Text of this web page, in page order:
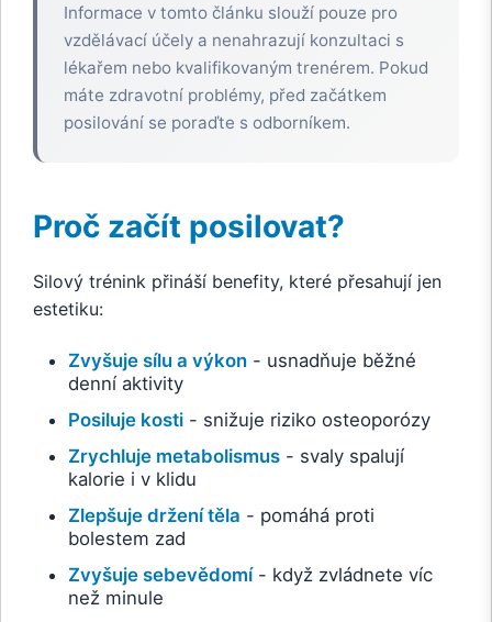
Informace v tomto článku slouží pouze pro
vzdělávací účely a nenahrazují konzultaci s
lékařem nebo kvalifikovaným trenérem. Pokud
máte zdravotní problémy, před začátkem
posilování se poraďte s odborníkem.
Proč začít posilovat?
Silový trénink přináší benefity, které přesahují jen
estetiku:
Zvyšuje sílu a výkon- usnadňuje běžné
denní aktivity
Posiluje kosti- snižuje riziko osteoporózy
Zrychluje metabolismus- svaly spalují
kalorie i v klidu
Zlepšuje držení těla - pomáhá proti
bolestem zad
Zvyšuje sebevědomí- když zvládnete víc
než minule